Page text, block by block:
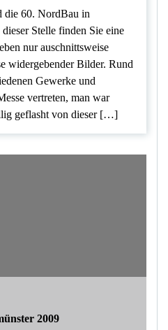
die 60. NordBau in
Stelle finden Sie eine
nur auschnittsweise
widergebender Bilder. Rund
Gewerke und
vertreten, man war
geflasht von dieser […]
2009